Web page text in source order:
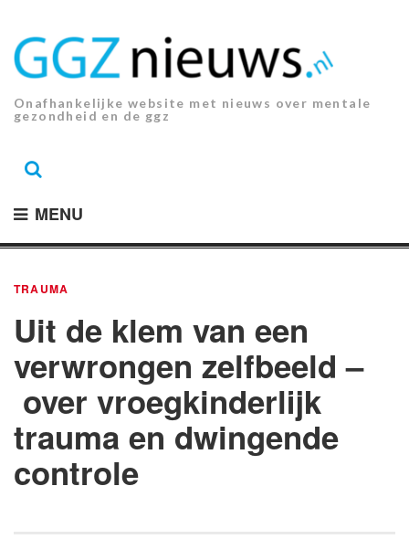
inhoud.
Onafhankelijke website met nieuws over mentale
gezondheid en de ggz
MENU
TRAUMA
Uit de klem van een
verwrongen zelfbeeld –
over vroegkinderlijk
trauma en dwingende
controle